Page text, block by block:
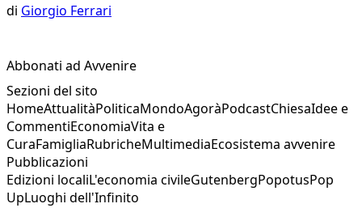
di Giorgio Ferrari
Abbonati ad Avvenire
Sezioni del sito
HomeAttualitàPoliticaMondoAgoràPodcastChiesaIdee e
CommentiEconomiaVita e
CuraFamigliaRubricheMultimediaEcosistema avvenire
Pubblicazioni
Edizioni localiL'economia civileGutenbergPopotusPop
UpLuoghi dell'Infinito